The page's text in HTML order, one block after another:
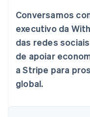
Mais
Veja o que está
Radar
Prevenção de
Atlas
Climate
Conversamos
executivo da
das redes
de apoiar
a Stripe para
global.